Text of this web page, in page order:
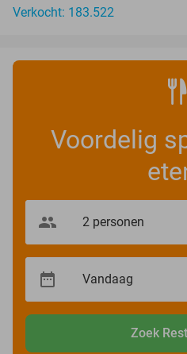
Verkocht: 183.522
Voordelig
Zoek